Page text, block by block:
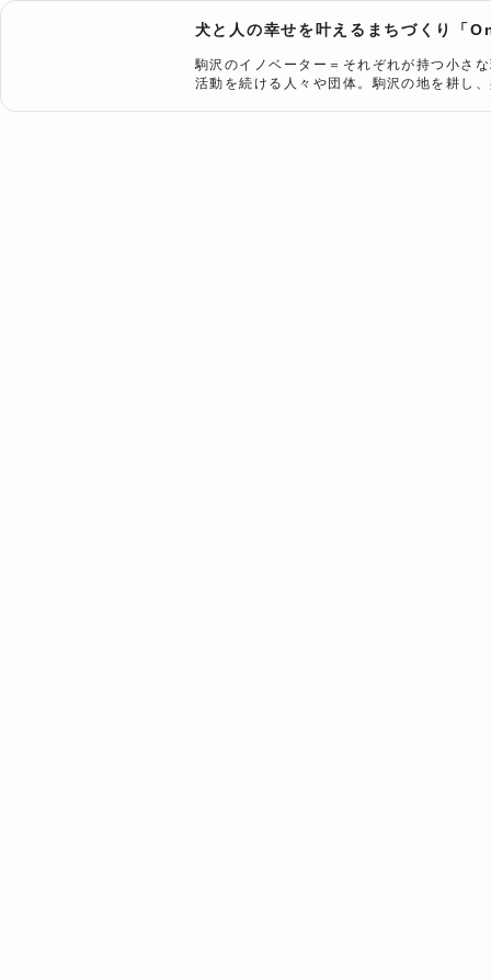
犬と人の幸せを叶えるまちづくり「
駒沢のイノベーター＝それぞれが持つ小さ
活動を続ける人々や団体。駒沢の地を耕し